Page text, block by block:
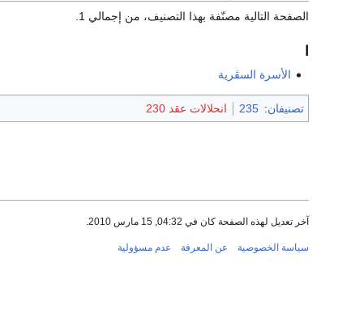
الصفحة التالية مصنّفة بهذا التصنيف، من إجمالي 1.
الأسرة السڤرية
تصنيفان:
235 انحلالات عقد 230
آخر تعديل لهذه الصفحة كان في 04:32, 15 مارس 2010.
سياسة الخصوصية عن المعرفة عدم مسؤولية